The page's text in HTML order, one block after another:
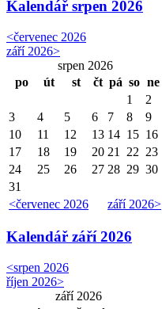
Kalendář srpen 2026
<červenec 2026
září 2026>
srpen 2026
po
út st čt pá so ne
<červenec 2026 září 2026>
1
2
3
4 5 6 7 8
9
10
11 12 13 14 15 16
17
18 19 20 21 22 23
24
25 26 27 28 29 30
31
Kalendář září 2026
<srpen 2026
říjen 2026>
září 2026